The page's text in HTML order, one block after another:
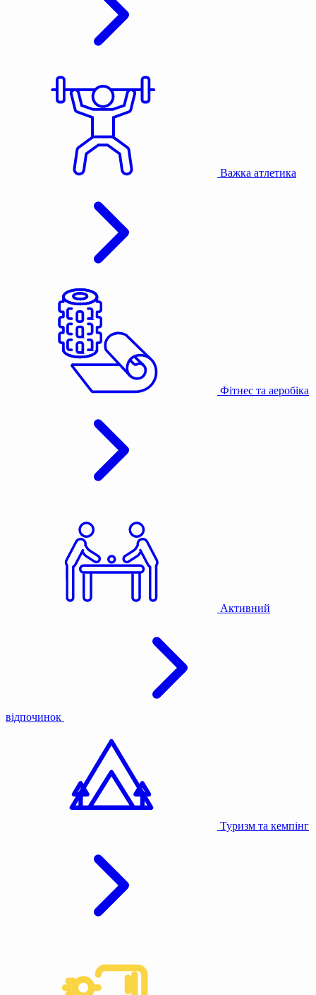
Важка атлетика
Фітнес та аеробіка
Активний
відпочинок
Туризм та кемпінг